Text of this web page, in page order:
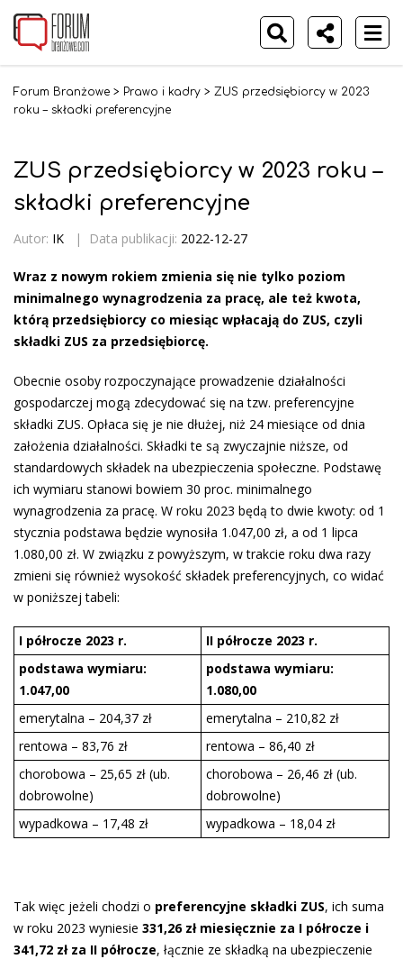
Forum Branżowe > Prawo i kadry > ZUS przedsiębiorcy w 2023
roku – składki preferencyjne
ZUS przedsiębiorcy w 2023 roku –
składki preferencyjne
Autor: IK | Data publikacji: 2022-12-27
Wraz z nowym rokiem zmienia się nie tylko poziom
minimalnego wynagrodzenia za pracę, ale też kwota,
którą przedsiębiorcy co miesiąc wpłacają do ZUS, czyli
składki ZUS za przedsiębiorcę.
Obecnie osoby rozpoczynające prowadzenie działalności
gospodarczej mogą zdecydować się na tzw. preferencyjne
składki ZUS. Opłaca się je nie dłużej, niż 24 miesiące od dnia
założenia działalności. Składki te są zwyczajnie niższe, od
standardowych składek na ubezpieczenia społeczne. Podstawę
ich wymiaru stanowi bowiem 30 proc. minimalnego
wynagrodzenia za pracę. W roku 2023 będą to dwie kwoty: od 1
stycznia podstawa będzie wynosiła 1.047,00 zł, a od 1 lipca
1.080,00 zł. W związku z powyższym, w trakcie roku dwa razy
zmieni się również wysokość składek preferencyjnych, co widać
w poniższej tabeli:
I półrocze 2023 r.
II półrocze 2023 r.
podstawa wymiaru:
1.047,00
podstawa wymiaru:
1.080,00
emerytalna – 204,37 zł
emerytalna – 210,82 zł
rentowa – 83,76 zł
rentowa – 86,40 zł
chorobowa – 25,65 zł (ub.
dobrowolne)
chorobowa – 26,46 zł (ub.
dobrowolne)
wypadkowa – 17,48 zł
wypadkowa – 18,04 zł
Tak więc jeżeli chodzi o preferencyjne składki ZUS, ich suma
w roku 2023 wyniesie 331,26 zł miesięcznie za I półrocze i
341,72 zł za II półrocze, łącznie ze składką na ubezpieczenie